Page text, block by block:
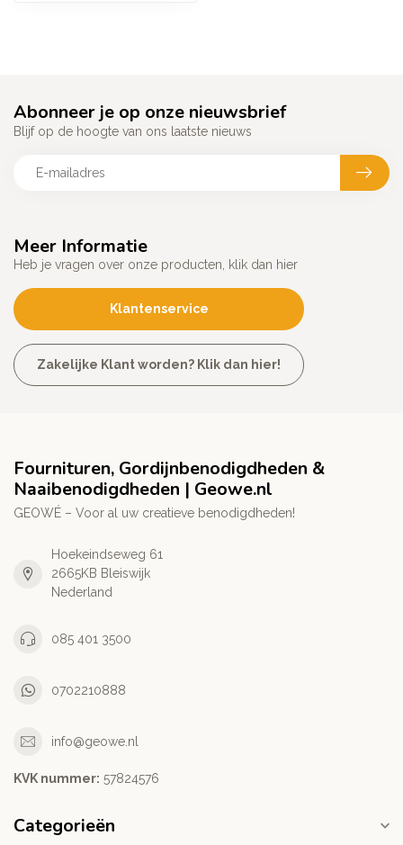
Meer Informatie
Heb je vragen over onze producten, klik dan hier
Klantenservice
Zakelijke Klant worden? Klik dan hier!
Abonneer je op onze nieuwsbrief
Blijf op de hoogte van ons laatste nieuws
Fournituren, Gordijnbenodigdheden &
Naaibenodigdheden | Geowe.nl
GEOWÉ – Voor al uw creatieve benodigdheden!
Hoekeindseweg 61
2665KB Bleiswijk
Nederland
085 401 3500
0702210888
info@geowe.nl
KVK nummer: ‭57824576‬
Categorieën